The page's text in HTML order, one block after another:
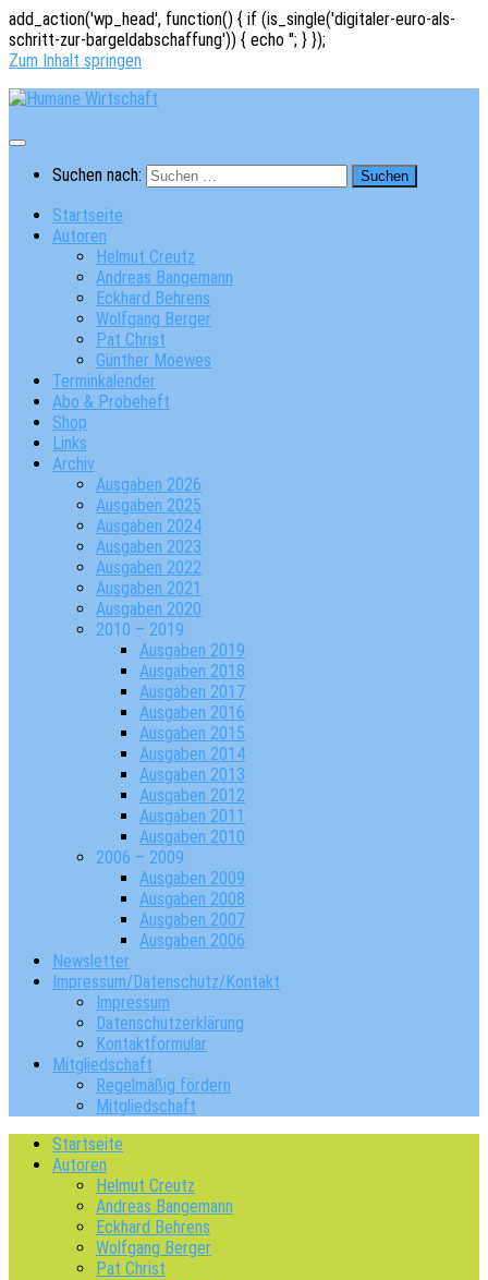
add_action('wp_head', function() { if (is_single('digitaler-euro-als-
schritt-zur-bargeldabschaffung')) { echo ''; } });
Zum Inhalt springen
Suchen nach:
Startseite
Autoren
Helmut Creutz
Andreas Bangemann
Eckhard Behrens
Wolfgang Berger
Pat Christ
Günther Moewes
Terminkalender
Abo & Probeheft
Shop
Links
Archiv
Ausgaben 2026
Ausgaben 2025
Ausgaben 2024
Ausgaben 2023
Ausgaben 2022
Ausgaben 2021
Ausgaben 2020
2010 – 2019
Ausgaben 2019
Ausgaben 2018
Ausgaben 2017
Ausgaben 2016
Ausgaben 2015
Ausgaben 2014
Ausgaben 2013
Ausgaben 2012
Ausgaben 2011
Ausgaben 2010
2006 – 2009
Ausgaben 2009
Ausgaben 2008
Ausgaben 2007
Ausgaben 2006
Newsletter
Impressum/Datenschutz/Kontakt
Impressum
Datenschutzerklärung
Kontaktformular
Mitgliedschaft
Regelmäßig fördern
Mitgliedschaft
Startseite
Autoren
Helmut Creutz
Andreas Bangemann
Eckhard Behrens
Wolfgang Berger
Pat Christ